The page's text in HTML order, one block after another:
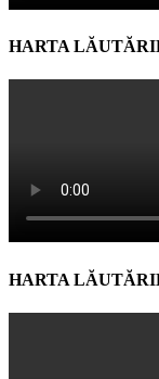
HARTA
HARTA